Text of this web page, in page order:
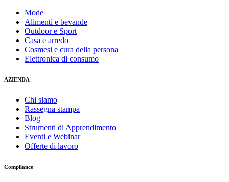
Mode
Alimenti e bevande
Outdoor e Sport
Casa e arredo
Cosmesi e cura della persona
Elettronica di consumo
AZIENDA
Chi siamo
Rassegna stampa
Blog
Strumenti di Apprendimento
Eventi e Webinar
Offerte di lavoro
Compliance